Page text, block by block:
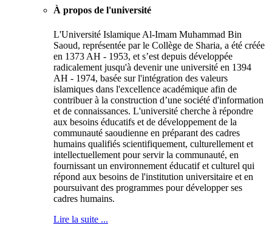
À propos de l'université
L'Université Islamique Al-Imam Muhammad Bin
Saoud, représentée par le Collège de Sharia, a été créée
en 1373 AH - 1953, et s’est depuis développée
radicalement jusqu'à devenir une université en 1394
AH - 1974, basée sur l'intégration des valeurs
islamiques dans l'excellence académique afin de
contribuer à la construction d’une société d'information
et de connaissances. L'université cherche à répondre
aux besoins éducatifs et de développement de la
communauté saoudienne en préparant des cadres
humains qualifiés scientifiquement, culturellement et
intellectuellement pour servir la communauté, en
fournissant un environnement éducatif et culturel qui
répond aux besoins de l'institution universitaire et en
poursuivant des programmes pour développer ses
cadres humains.
Lire la suite ...